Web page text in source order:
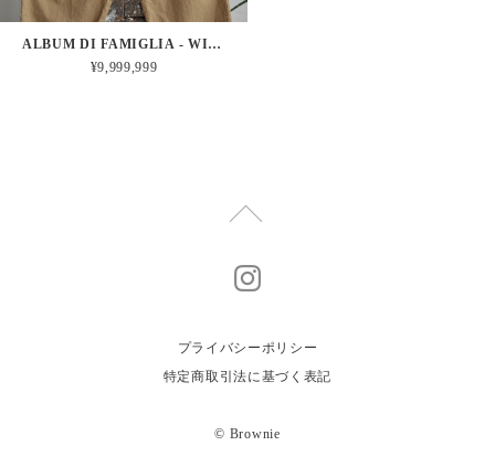
ALBUM DI FAMIGLIA - WIDE&SHORT TROUSERS TC (GOLD)
¥9,999,999
プライバシーポリシー
特定商取引法に基づく表記
© Brownie